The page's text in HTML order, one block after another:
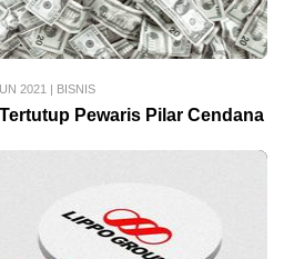
2021 | BISNIS
Pewaris Pilar Cendana